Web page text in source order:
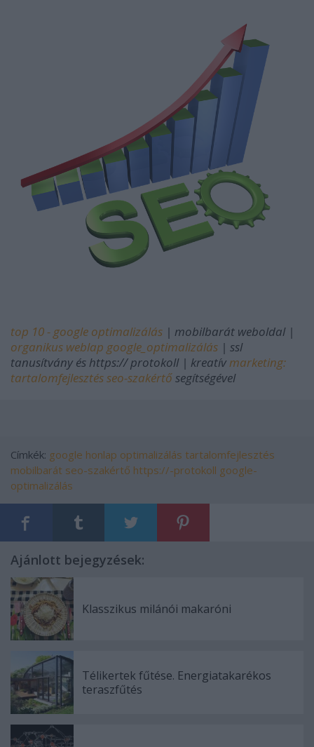
top 10 - google optimalizálás | mobilbarát weboldal |
organikus weblap google_optimalizálás | ssl
tanusítvány és https:// protokoll | kreatívmarketing:
tartalomfejlesztés seo-szakértősegítségével
Címkék: google honlap optimalizálás tartalomfejlesztés
mobilbarát seo-szakértő https://-protokoll google-
optimalizálás
Ajánlott bejegyzések:
Klasszikus milánói makaróni
Télikertek fűtése. Energiatakarékos
teraszfűtés